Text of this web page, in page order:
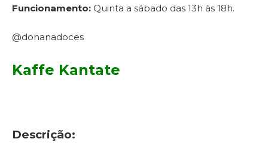
Funcionamento: Quinta a sábado das 13h às 18h.
@donanadoces
Kaffe Kantate
Descrição: